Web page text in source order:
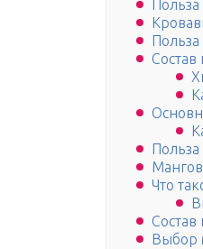
Состав
Польза
Что
Состав
Выбор